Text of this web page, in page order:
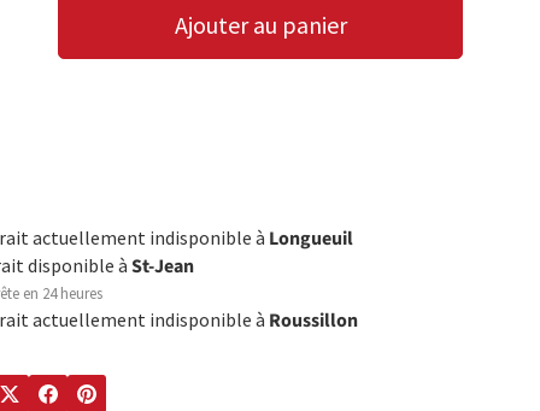
AUGMENTER LA QUANTITÉ
Ajouter au panier
actuellement indisponible à Longueuil
disponible àSt-Jean
en 24 heures
actuellement indisponible à Roussillon